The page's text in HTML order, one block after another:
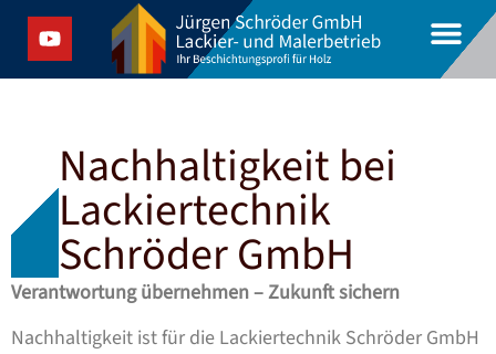
Nachhaltigkeit bei
Lackiertechnik
Schröder GmbH
Verantwortung übernehmen – Zukunft sichern
Nachhaltigkeit ist für die Lackiertechnik Schröder GmbH